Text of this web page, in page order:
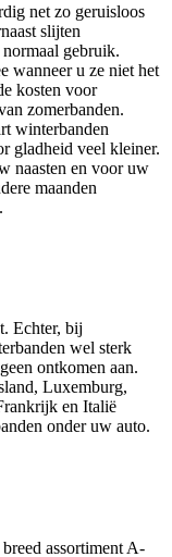
net zo geruisloos
slijten
gebruik.
wanneer u ze niet het
kosten voor
zomerbanden.
winterbanden
gladheid veel kleiner.
naasten en voor uw
maanden
Echter, bij
wel sterk
ontkomen aan.
Luxemburg,
en Italië
onder uw auto.
assortiment A-